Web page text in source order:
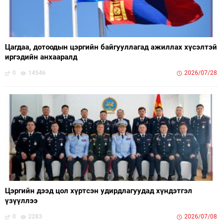
Цагдаа, дотоодын цэргийн байгууллагад ажиллах хүсэлтэй
иргэдийн анхааралд
0 14546 2026/07/28
Цэргийн дээд цол хүртсэн удирдлагуудад хүндэтгэл
үзүүллээ
0 2283 2026/07/08